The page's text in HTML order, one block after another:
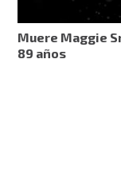
Muere Maggie
89 años